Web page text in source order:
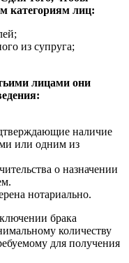
категориям лиц:
из супруга;
лицами они
наличие
или одним из
о назначении
нотариально.
брака
количеству
для получения